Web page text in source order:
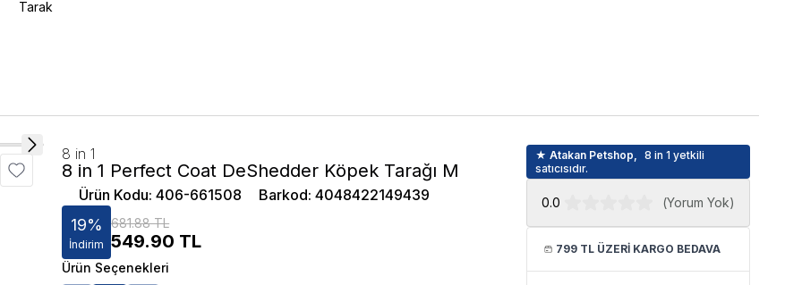
Tarak
8 in 1
8 in 1 Perfect Coat DeShedder Köpek Tarağı M
Ürün Kodu:406-661508 Barkod:4048422149439
19%
İndirim
681.88 TL
549.90 TL
Ürün Seçenekleri
★ Atakan Petshop,
8 in 1 yetkili
satıcısıdır.
0.0 (Yorum Yok)
799 TL ÜZERİ KARGO BEDAVA